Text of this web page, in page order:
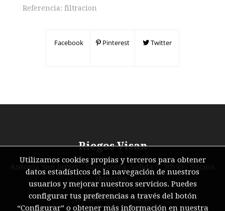
Referencia: filtracion
Facebook Pinterest Twitter
Riegos Visan
Autovía San Javier - Santomera, Salida 7, 30590 - Sucina
Teléfono: 968 37 02 10
Utilizamos cookies propias y terceros para obtener
datos estadísticos de la navegación de nuestros
usuarios y mejorar nuestros servicios. Puedes
configurar tus preferencias a través del botón
“Configurar” o obtener más información en nuestra